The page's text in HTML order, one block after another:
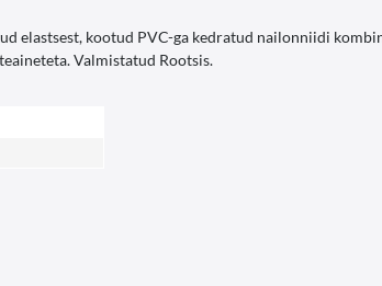
elastsest, kootud PVC-ga kedratud nailonniidi
Valmistatud Rootsis.